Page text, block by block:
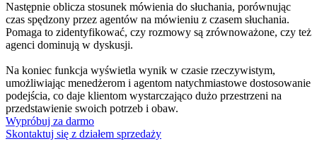
Następnie oblicza stosunek mówienia do słuchania, porównując
czas spędzony przez agentów na mówieniu z czasem słuchania.
Pomaga to zidentyfikować, czy rozmowy są zrównoważone, czy też
agenci dominują w dyskusji.
Na koniec funkcja wyświetla wynik w czasie rzeczywistym,
umożliwiając menedżerom i agentom natychmiastowe dostosowanie
podejścia, co daje klientom wystarczająco dużo przestrzeni na
przedstawienie swoich potrzeb i obaw.
Wypróbuj za darmo
Skontaktuj się z działem sprzedaży